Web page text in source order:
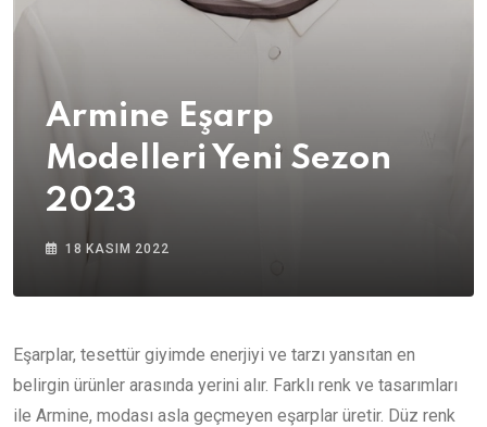
Armine Eşarp
Modelleri Yeni Sezon
2023
18 KASIM 2022
Eşarplar, tesettür giyimde enerjiyi ve tarzı yansıtan en
belirgin ürünler arasında yerini alır. Farklı renk ve tasarımları
ile Armine, modası asla geçmeyen eşarplar üretir. Düz renk